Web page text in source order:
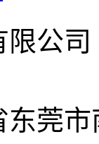
公
莞